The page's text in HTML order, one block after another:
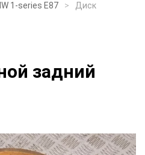
1-series E87
Диск
задний